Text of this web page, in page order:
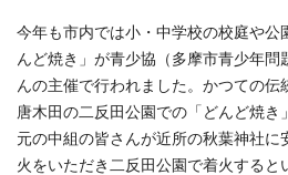
今年も市内では小・中学校の校庭や公
んど焼き」が青少協（多摩市青少年問
んの主催で行われました。かつての伝
唐木田の二反田公園での「どんど焼
元の中組の皆さんが近所の秋葉神社に
火をいただき二反田公園で着火すると